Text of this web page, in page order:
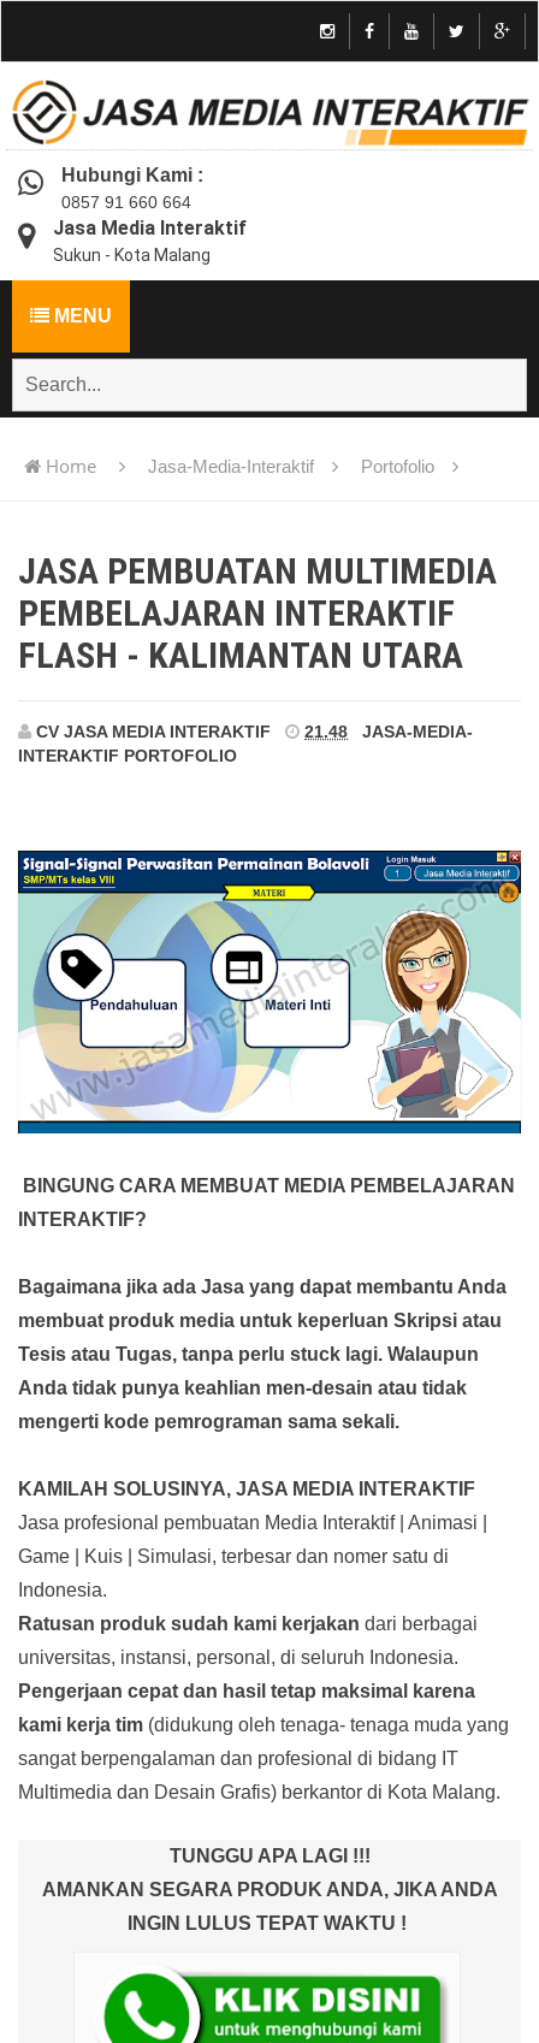
Hubungi Kami :
0857 91 660 664
Jasa Media Interaktif
Sukun - Kota Malang
MENU
Home Jasa-Media-Interaktif Portofolio
JASA PEMBUATAN MULTIMEDIA
PEMBELAJARAN INTERAKTIF
FLASH - KALIMANTAN UTARA
CV JASA MEDIA INTERAKTIF 21.48
JASA-MEDIA-
INTERAKTIF PORTOFOLIO
BINGUNG CARA MEMBUAT MEDIA PEMBELAJARAN
INTERAKTIF?
Bagaimana jika ada Jasa yang dapat membantu Anda
membuat produk media untuk keperluan Skripsi atau
Tesis atau Tugas, tanpa perlu stuck lagi. Walaupun
Anda tidak punya keahlian men-desain atau tidak
mengerti kode pemrograman sama sekali.
KAMILAH SOLUSINYA, JASA MEDIA INTERAKTIF
Jasa profesional pembuatan Media Interaktif | Animasi |
Game | Kuis | Simulasi, terbesar dan nomer satu di
Indonesia.
Ratusan produk sudah kami kerjakan dari berbagai
universitas, instansi, personal, di seluruh Indonesia.
Pengerjaan cepat dan hasil tetap maksimal karena
kami kerja tim (didukung oleh tenaga- tenaga muda yang
sangat berpengalaman dan profesional di bidang IT
Multimedia dan Desain Grafis) berkantor di Kota Malang.
TUNGGU APA LAGI !!!
AMANKAN SEGARA PRODUK ANDA, JIKA ANDA
INGIN LULUS TEPAT WAKTU !